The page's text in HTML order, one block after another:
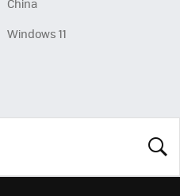
Windows 11